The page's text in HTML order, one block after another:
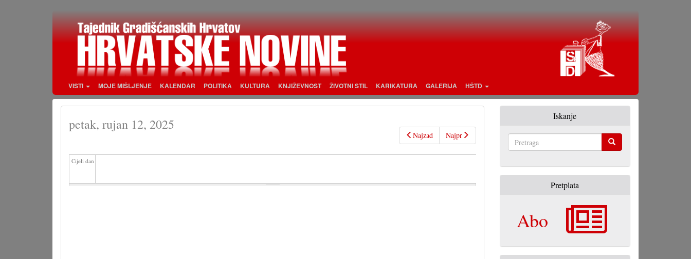
VISTI MOJE MIŠLJENJE KALENDAR POLITIKA KULTURA KNJIŽEVNOST ŽIVOTNI STIL KARIKATURA GALERIJA HŠTD
Najzad Najpr
petak, rujan 12, 2025
Cijeli dan
Iskanje
Pretplata
Abo